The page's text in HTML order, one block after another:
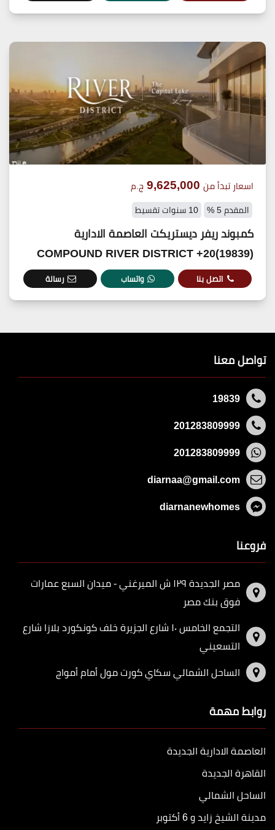
اسعار تبدأ من 9,625,000 ج.م
المقدم 5 % 10 سنوات تقسيط
كمبوند ريفر ديستريكت العاصمة الادارية
(19839)20+ COMPOUND RIVER DISTRICT
اتصل بنا واتساب رسالة
تواصل معنا
19839
201283809999
201283809999
diarnaa@gmail.com
diarnanewhomes
فروعنا
مصر الجديدة ١٢٩ ش الميرغني - ميدان السبع عمارات
فوق بنك مصر
التجمع الخامس ١٠ شارع الجزيرة خلف كونكورد بلازا شارع
التسعيني
الساحل الشمالي سكاي كورت مول أمام أمواج
روابط مهمة
العاصمة الادارية الجديدة
القاهرة الجديدة
الساحل الشمالي
مدينة الشيخ زايد و 6 أكتوبر